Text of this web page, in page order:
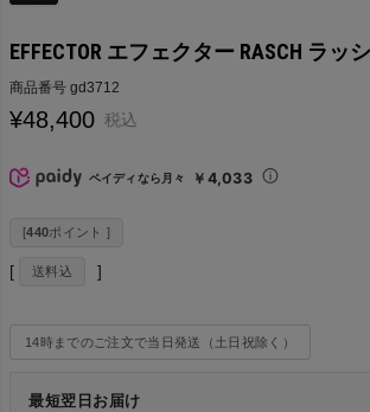
EFFECTOR エフェクター RASCH ラッ
商品番号 gd3712
¥48,400 税込
ペイディなら月々 ￥4,033
[440ポイント ]
送料込
14時までのご注文で当日発送（土日祝除く）
最短翌日お届け